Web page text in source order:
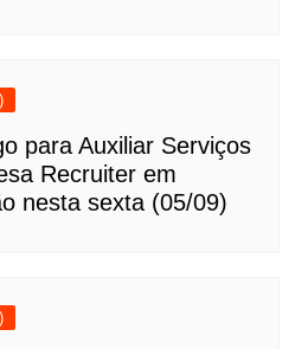
para Auxiliar Serviços
Recruiter em
nesta sexta (05/09)